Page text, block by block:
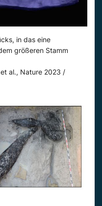
in das eine
größeren Stamm
al., Nature 2023 /